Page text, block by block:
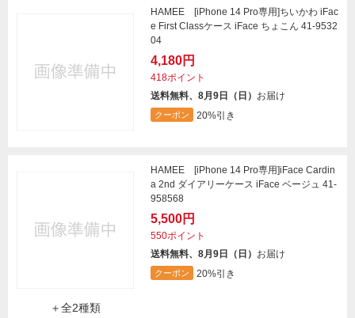
HAMEE [iPhone 14 Pro専用]ちいかわ iFac
e First Classケース iFace ちょこん 41-9532
04
4,180円
418ポイント
送料無料、8月9日（日） お届け
クーポン 20%引き
＋全2種類
HAMEE [iPhone 14 Pro専用]iFace Cardin
a 2nd ダイアリーケース iFace ベージュ 41-
958568
5,500円
550ポイント
送料無料、8月9日（日） お届け
クーポン 20%引き